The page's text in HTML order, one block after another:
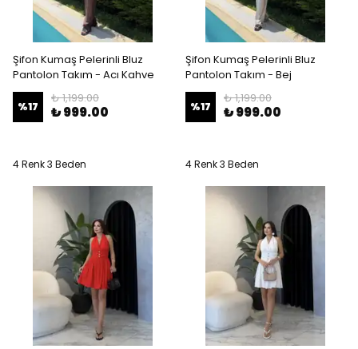
Şifon Kumaş Pelerinli Bluz
Pantolon Takım - Acı Kahve
%17
₺ 1,199.00
₺ 999.00
4 Renk 3 Beden
Şifon Kumaş Pelerinli Bluz
Pantolon Takım - Bej
%17
₺ 1,199.00
₺ 999.00
4 Renk 3 Beden